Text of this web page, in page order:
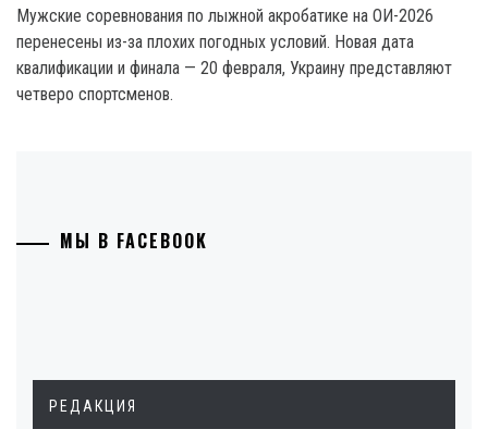
Мужские соревнования по лыжной акробатике на ОИ-2026
перенесены из-за плохих погодных условий. Новая дата
квалификации и финала — 20 февраля, Украину представляют
четверо спортсменов.
МЫ В FACEBOOK
РЕДАКЦИЯ